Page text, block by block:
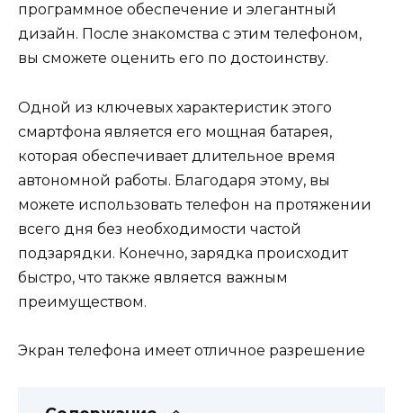
программное обеспечение и элегантный
дизайн. После знакомства с этим телефоном,
вы сможете оценить его по достоинству.
Одной из ключевых характеристик этого
смартфона является его мощная батарея,
которая обеспечивает длительное время
автономной работы. Благодаря этому, вы
можете использовать телефон на протяжении
всего дня без необходимости частой
подзарядки. Конечно, зарядка происходит
быстро, что также является важным
преимуществом.
Экран телефона имеет отличное разрешение